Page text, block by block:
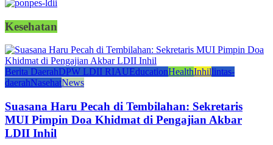
Kesehatan
Berita DaerahDPW LDII RIAUEducationHealthInhillintas-
daerahNasehatNews
Suasana Haru Pecah di Tembilahan: Sekretaris
MUI Pimpin Doa Khidmat di Pengajian Akbar
LDII Inhil